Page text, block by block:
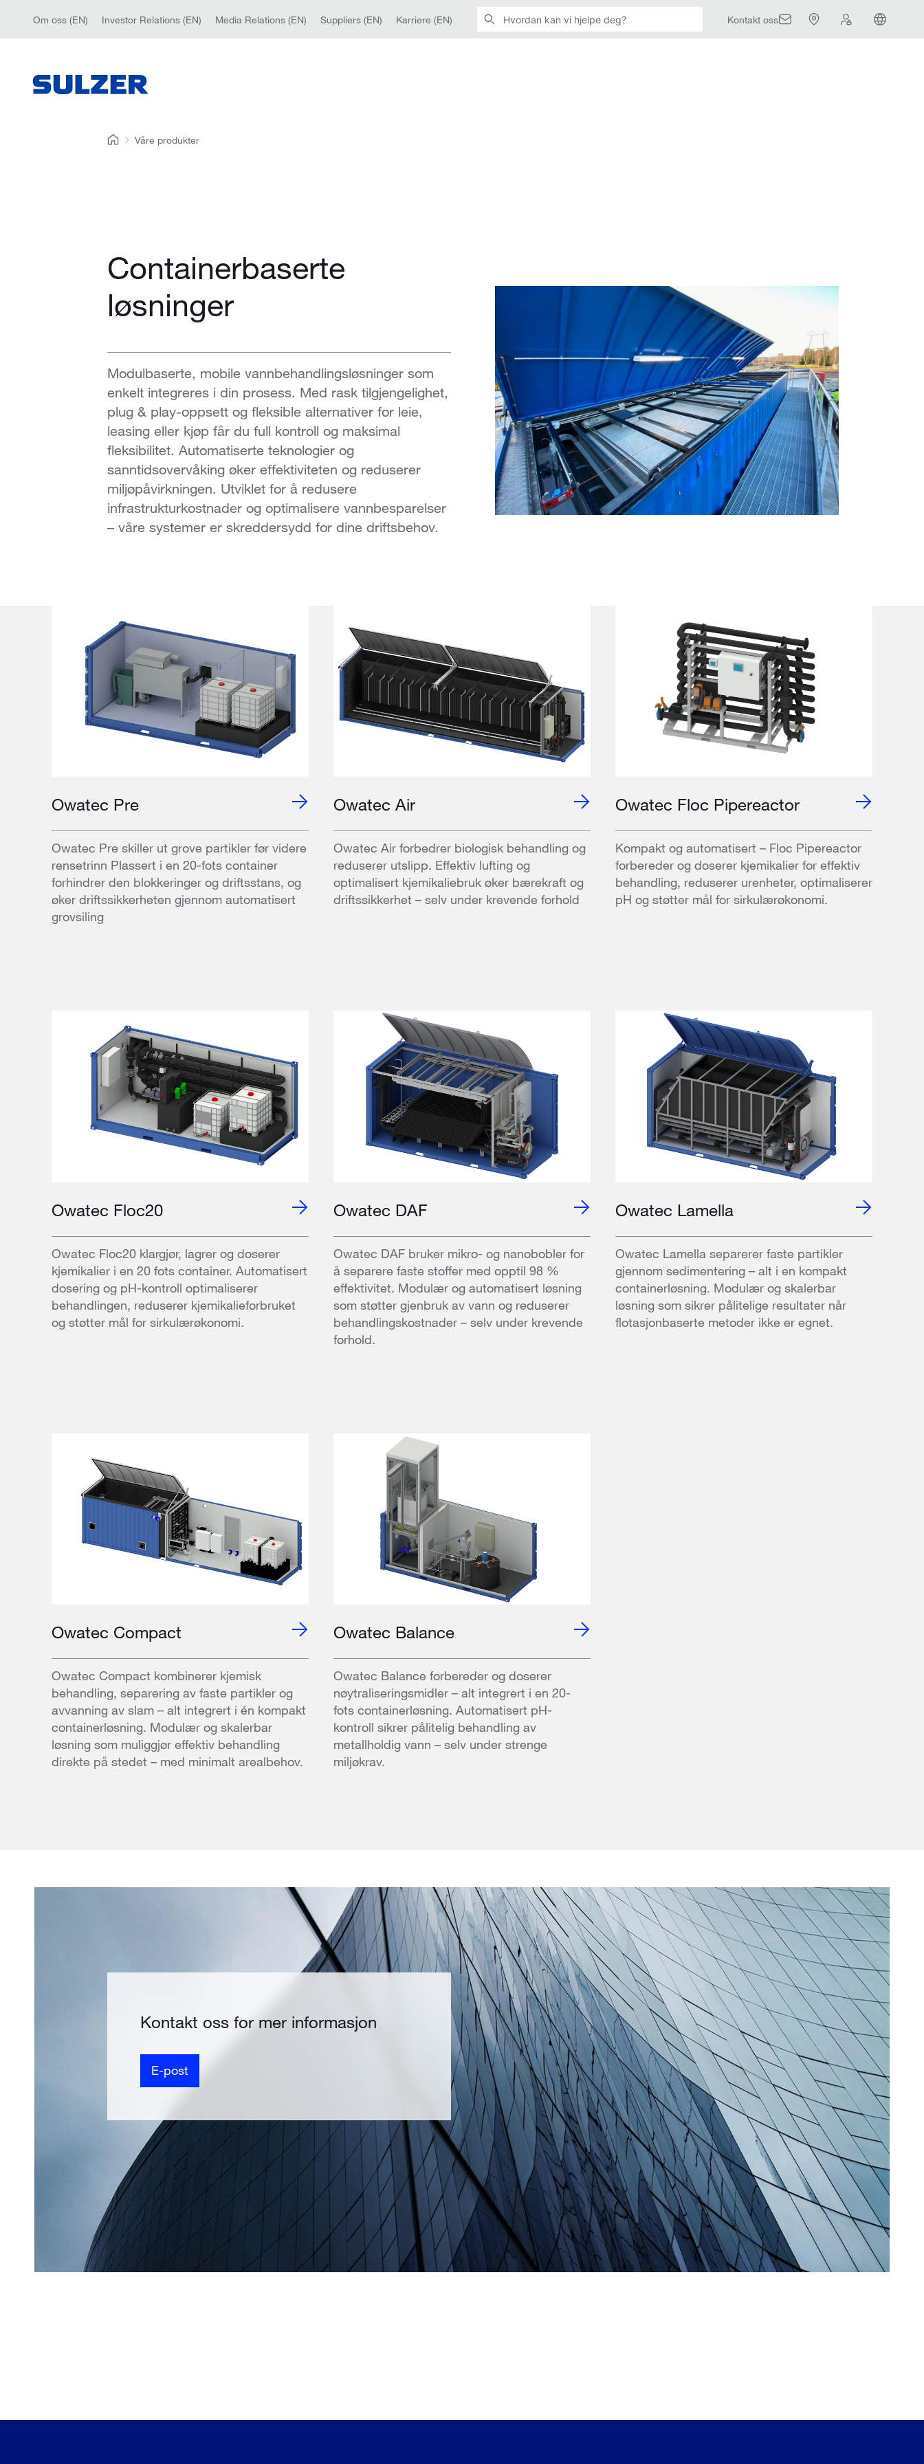
Kontakt oss
Om oss (EN) Investor Relations (EN) Media Relations (EN) Suppliers (EN) Karriere (EN)
Våre produkter
Containerbaserte
løsninger
Modulbaserte, mobile vannbehandlingsløsninger som
enkelt integreres i din prosess. Med rask tilgjengelighet,
plug & play-oppsett og fleksible alternativer for leie,
leasing eller kjøp får du full kontroll og maksimal
fleksibilitet. Automatiserte teknologier og
sanntidsovervåking øker effektiviteten og reduserer
miljøpåvirkningen. Utviklet for å redusere
infrastrukturkostnader og optimalisere vannbesparelser
– våre systemer er skreddersydd for dine driftsbehov.
Owatec Pre
Owatec Pre skiller ut grove partikler før videre
rensetrinn Plassert i en 20-fots container
forhindrer den blokkeringer og driftsstans, og
øker driftssikkerheten gjennom automatisert
grovsiling
Owatec Air
Owatec Air forbedrer biologisk behandling og
reduserer utslipp. Effektiv lufting og
optimalisert kjemikaliebruk øker bærekraft og
driftssikkerhet – selv under krevende forhold
Owatec Floc Pipereactor
Kompakt og automatisert – Floc Pipereactor
forbereder og doserer kjemikalier for effektiv
behandling, reduserer urenheter, optimaliserer
pH og støtter mål for sirkulærøkonomi.
Owatec Floc20
Owatec Floc20 klargjør, lagrer og doserer
kjemikalier i en 20 fots container. Automatisert
dosering og pH-kontroll optimaliserer
behandlingen, reduserer kjemikalieforbruket
og støtter mål for sirkulærøkonomi.
Owatec DAF
Owatec DAF bruker mikro- og nanobobler for
å separere faste stoffer med opptil 98 %
effektivitet. Modulær og automatisert løsning
som støtter gjenbruk av vann og reduserer
behandlingskostnader – selv under krevende
forhold.
Owatec Lamella
Owatec Lamella separerer faste partikler
gjennom sedimentering – alt i en kompakt
containerløsning. Modulær og skalerbar
løsning som sikrer pålitelige resultater når
flotasjonbaserte metoder ikke er egnet.
Owatec Compact
Owatec Compact kombinerer kjemisk
behandling, separering av faste partikler og
avvanning av slam – alt integrert i én kompakt
containerløsning. Modulær og skalerbar
løsning som muliggjør effektiv behandling
direkte på stedet – med minimalt arealbehov.
Owatec Balance
Owatec Balance forbereder og doserer
nøytraliseringsmidler – alt integrert i en 20-
fots containerløsning. Automatisert pH-
kontroll sikrer pålitelig behandling av
metallholdig vann – selv under strenge
miljøkrav.
Kontakt oss for mer informasjon
E-post